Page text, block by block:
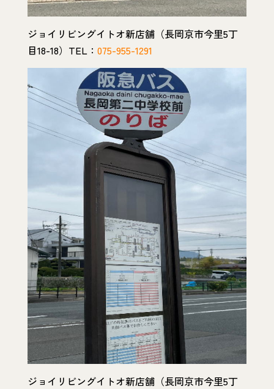
ジョイリビングイトオ新店舗（長岡京市今里5丁
目18-18）TEL： 075-955-1291
ジョイリビングイトオ新店舗（長岡京市今里5丁